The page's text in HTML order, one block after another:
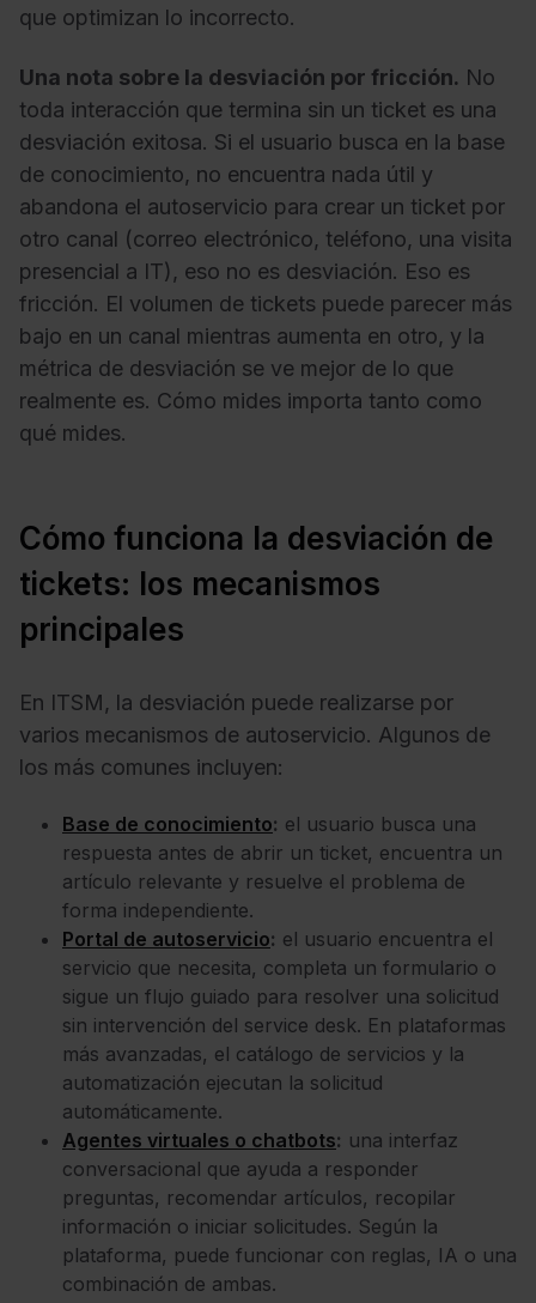
que optimizan lo incorrecto.
Una nota sobre la desviación por fricción. No
toda interacción que termina sin un ticket es una
desviación exitosa. Si el usuario busca en la base
de conocimiento, no encuentra nada útil y
abandona el autoservicio para crear un ticket por
otro canal (correo electrónico, teléfono, una visita
presencial a IT), eso no es desviación. Eso es
fricción. El volumen de tickets puede parecer más
bajo en un canal mientras aumenta en otro, y la
métrica de desviación se ve mejor de lo que
realmente es. Cómo mides importa tanto como
qué mides.
Cómo funciona la desviación de
tickets: los mecanismos
principales
En ITSM, la desviación puede realizarse por
varios mecanismos de autoservicio. Algunos de
los más comunes incluyen:
Base de conocimiento: el usuario busca una
respuesta antes de abrir un ticket, encuentra un
artículo relevante y resuelve el problema de
forma independiente.
Portal de autoservicio: el usuario encuentra el
servicio que necesita, completa un formulario o
sigue un flujo guiado para resolver una solicitud
sin intervención del service desk. En plataformas
más avanzadas, el catálogo de servicios y la
automatización ejecutan la solicitud
automáticamente.
Agentes virtuales o chatbots: una interfaz
conversacional que ayuda a responder
preguntas, recomendar artículos, recopilar
información o iniciar solicitudes. Según la
plataforma, puede funcionar con reglas, IA o una
combinación de ambas.